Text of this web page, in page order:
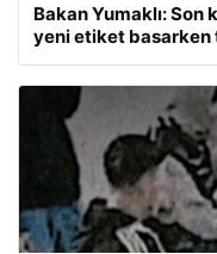
Bakan Yumaklı:
yeni etiket